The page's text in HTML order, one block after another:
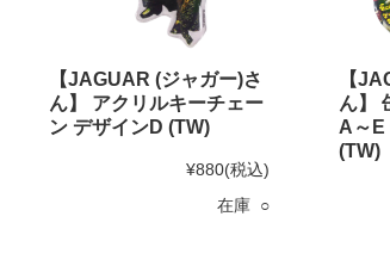
【JAGUAR (ジャガー)さ
ん】 アクリルキーチェー
ン デザインD (TW)
¥880(税込)
在庫 ○
【
ん】
A～E
(TW)